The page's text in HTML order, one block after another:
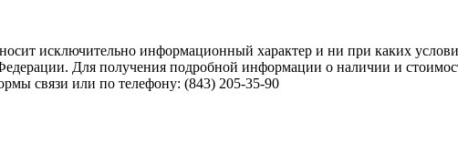
исключительно информационный характер и ни при каких
Для получения подробной информации о наличии и
связи или по телефону: (843) 205-35-90